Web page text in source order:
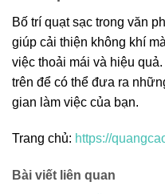
Bố trí quạt sạc trong văn
giúp cải thiện không khí
việc thoải mái và hiệu
trên để có thể đưa ra
gian làm việc của bạn.
Trang chủ: https://
Bài viết liên quan